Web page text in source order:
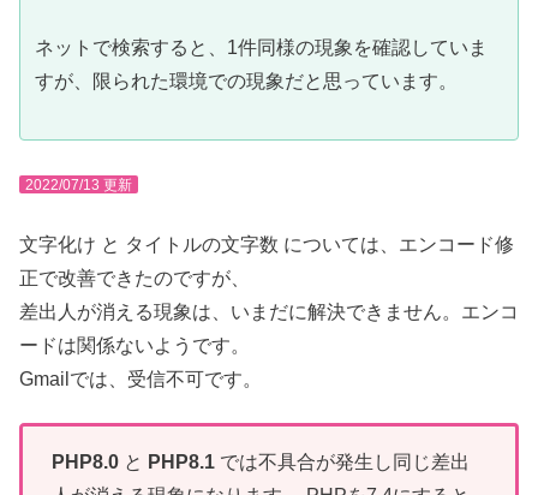
ネットで検索すると、1件同様の現象を確認していま
すが、限られた環境での現象だと思っています。
2022/07/13 更新
文字化け と タイトルの文字数 については、エンコード修
正で改善できたのですが、
差出人が消える現象は、いまだに解決できません。エンコ
ードは関係ないようです。
Gmailでは、受信不可です。
PHP8.0 と PHP8.1 では不具合が発生し同じ差出